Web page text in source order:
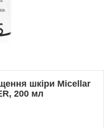
шкіри Micellar
200 мл